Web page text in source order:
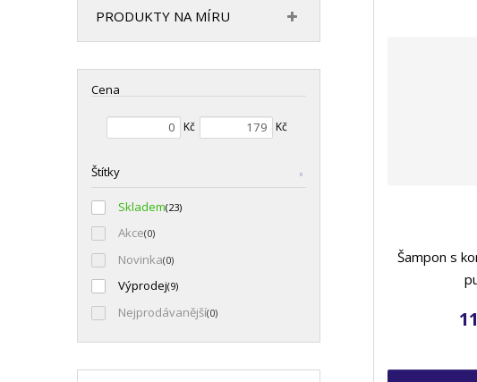
Šampon s
PRODUKTY NA MÍRU
Cena
Min. hodnota Kč Max. hodnota Kč
Štítky
Skladem(23)
Akce(0)
Novinka(0)
Výprodej(9)
Nejprodávanější(0)